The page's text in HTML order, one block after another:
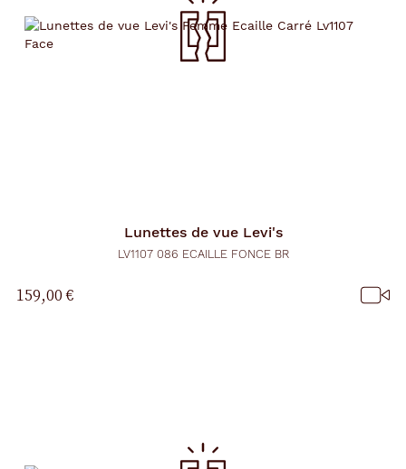
Lunettes de vue Levi's
LV1107 086 ECAILLE FONCE BR
159,00 €